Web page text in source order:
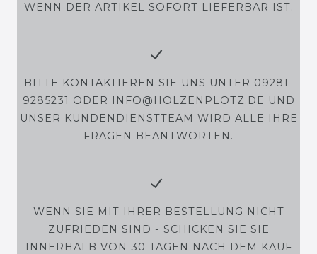
WENN DER ARTIKEL SOFORT LIEFERBAR IST.
BITTE KONTAKTIEREN SIE UNS UNTER 09281-
9285231 ODER INFO@HOLZENPLOTZ.DE UND
UNSER KUNDENDIENSTTEAM WIRD ALLE IHRE
FRAGEN BEANTWORTEN.
WENN SIE MIT IHRER BESTELLUNG NICHT
ZUFRIEDEN SIND - SCHICKEN SIE SIE
INNERHALB VON 30 TAGEN NACH DEM KAUF